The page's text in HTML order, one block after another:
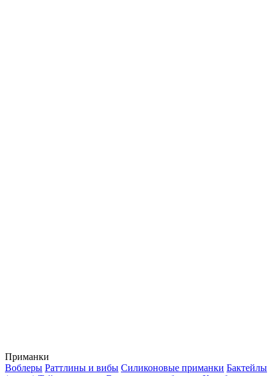
Приманки
Воблеры Раттлины и вибы Силиконовые приманки Бактейлы